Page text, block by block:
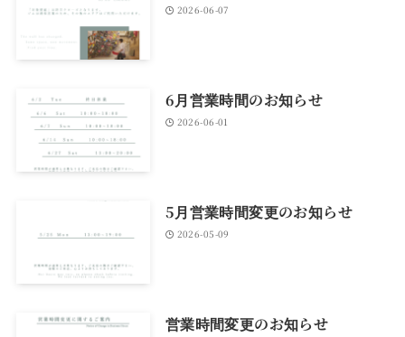
2026-06-07
6月営業時間のお知らせ
2026-06-01
5月営業時間変更のお知らせ
2026-05-09
営業時間変更のお知らせ